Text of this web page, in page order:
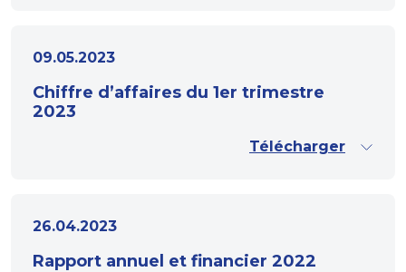
09.05.2023
Chiffre d’affaires du 1er trimestre
2023
Télécharger
26.04.2023
Rapport annuel et financier 2022